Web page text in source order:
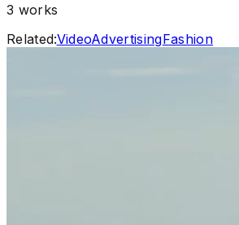
3 works
Related:VideoAdvertisingFashion